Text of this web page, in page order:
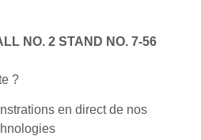
NO. 2 STAND NO. 7-56
?
en direct de nos